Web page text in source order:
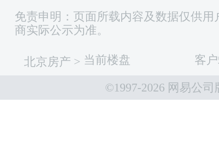
免责申明：页面所载内容及数据仅供
商实际公示为准。
北京房产 > 当前楼盘 客
©1997-2026 网易公